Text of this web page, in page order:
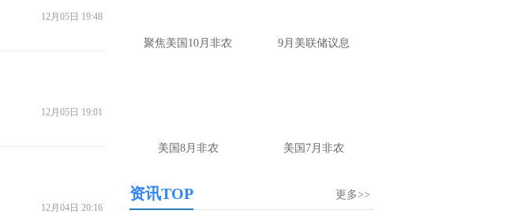
12月05日 19:48
12月05日 19:01
12月04日 20:16
聚焦美国10月非农 9月美联储议息
美国8月非农 美国7月非农
更多>>
资讯TOP